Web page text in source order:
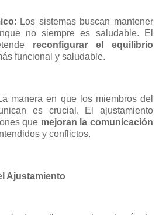
: Los sistemas buscan mantener
no siempre es saludable. El
reconfigurar el equilibrio
funcional y saludable.
manera en que los miembros del
es crucial. El ajustamiento
que mejoran la comunicación
y conflictos.
Ajustamiento